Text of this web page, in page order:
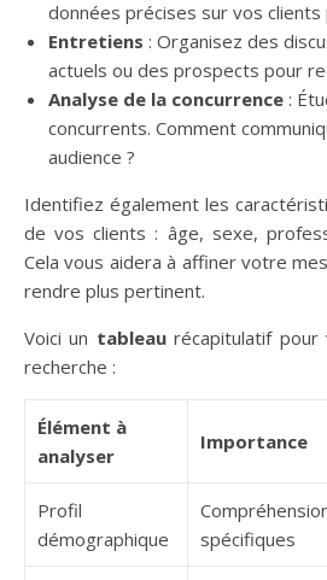
données précises sur vos
Entretiens : Organisez des
actuels ou des prospects pour
Analyse de la concurrence :
concurrents. Comment
audience ?
Identifiez également les
de vos clients : âge, sexe,
Cela vous aidera à affiner votre
rendre plus pertinent.
Voici un tableaurécapitulatif pour
recherche :
Élément à
analyser
Importance
Profil
démographique
spécifiques